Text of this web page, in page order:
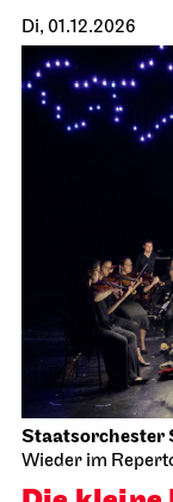
Foyer Nord
Guten
15.11.2026
10:00 - 10:30